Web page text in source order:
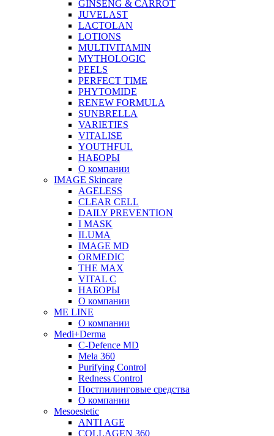
GINSENG & CARROT
JUVELAST
LACTOLAN
LOTIONS
MULTIVITAMIN
MYTHOLOGIC
PEELS
PERFECT TIME
PHYTOMIDE
RENEW FORMULA
SUNBRELLA
VARIETIES
VITALISE
YOUTHFUL
НАБОРЫ
О компании
IMAGE Skincare
AGELESS
CLEAR CELL
DAILY PREVENTION
I MASK
ILUMA
IMAGE MD
ORMEDIC
THE MAX
VITAL C
НАБОРЫ
О компании
ME LINE
О компании
Medi+Derma
C-Defence MD
Mela 360
Purifying Control
Redness Control
Постпилинговые средства
О компании
Mesoestetic
ANTI AGE
COLLAGEN 360